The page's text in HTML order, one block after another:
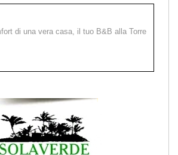
di una vera casa, il tuo B&B alla Torre